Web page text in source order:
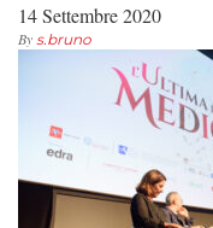
14 Settembre 2020
By s.bruno